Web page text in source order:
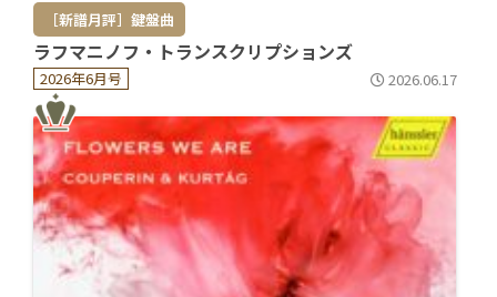
2026年6月号
［新譜月評］鍵盤曲
ラフマニノフ・トランスクリプションズ
2026.06.17